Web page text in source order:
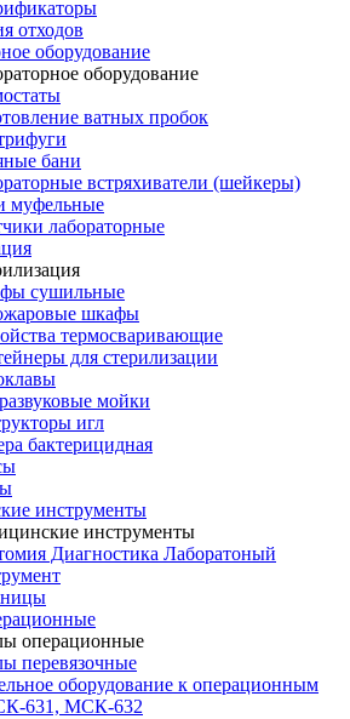
отходов
оборудование
оборудование
ватных пробок
бани
встряхиватели (шейкеры)
муфельные
лабораторные
сушильные
шкафы
термосваривающие
для стерилизации
мойки
игл
бактерицидная
инструменты
инструменты
Диагностика Лаборатоный
операционные
перевязочные
оборудование к операционным
631, МСК-632